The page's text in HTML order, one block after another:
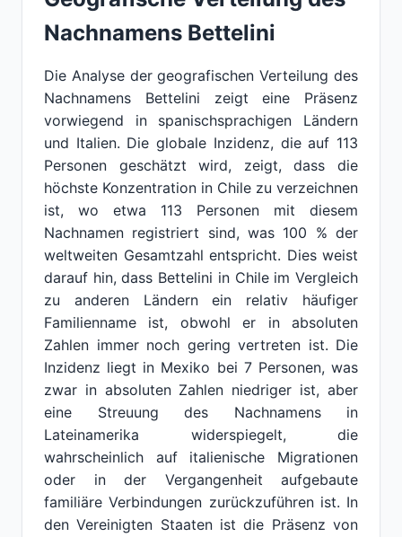
Nachnamens Bettelini
Die Analyse der geografischen Verteilung des
Nachnamens Bettelini zeigt eine Präsenz
vorwiegend in spanischsprachigen Ländern
und Italien. Die globale Inzidenz, die auf 113
Personen geschätzt wird, zeigt, dass die
höchste Konzentration in Chile zu verzeichnen
ist, wo etwa 113 Personen mit diesem
Nachnamen registriert sind, was 100 % der
weltweiten Gesamtzahl entspricht. Dies weist
darauf hin, dass Bettelini in Chile im Vergleich
zu anderen Ländern ein relativ häufiger
Familienname ist, obwohl er in absoluten
Zahlen immer noch gering vertreten ist. Die
Inzidenz liegt in Mexiko bei 7 Personen, was
zwar in absoluten Zahlen niedriger ist, aber
eine Streuung des Nachnamens in
Lateinamerika widerspiegelt, die
wahrscheinlich auf italienische Migrationen
oder in der Vergangenheit aufgebaute
familiäre Verbindungen zurückzuführen ist. In
den Vereinigten Staaten ist die Präsenz von